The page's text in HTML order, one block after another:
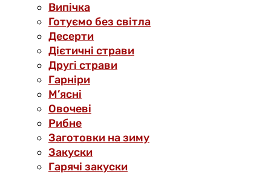
Випічка
Готуємо без світла
Десерти
Дієтичні страви
Другі страви
Гарніри
М’ясні
Овочеві
Рибне
Заготовки на зиму
Закуски
Гарячі закуски